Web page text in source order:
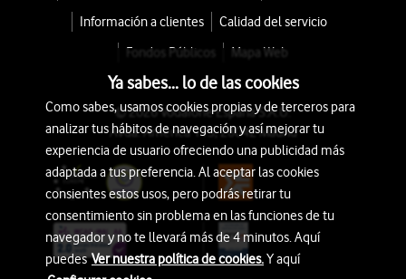
Información a clientes
Calidad del servicio
Fondos Públicos
Mapa Web
© 2026 Vodafone España S.A.U.
Avda. América 115, 28042 Madrid
Ya sabes... lo de las cookies
Como sabes, usamos cookies propias y de terceros para
analizar tus hábitos de navegación y así mejorar tu
experiencia de usuario ofreciendo una publicidad más
adaptada a tus preferencia. Al aceptar las cookies
consientes estos usos, pero podrás retirar tu
consentimiento sin problema en las funciones de tu
navegador y no te llevará más de 4 minutos. Aquí
puedesVer nuestra política de cookies.Y aquí